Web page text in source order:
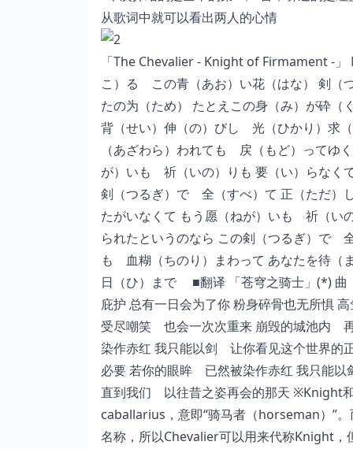
从歌词中就可以看出两人的心情
「The Chevalier - Knight of Firmament -」
こ）る この青（あお）い花（はな） 剣
たの为（ため） たとえこの身（み）が砕（
背（せい）伸（の）びし 光（ひかり）求
（あざわら）われても 戻（もど）ってゆ
が）いも 祈（いの）りも 要（い）らなく
剣（つるぎ）で 全（すべ）て 正（ただ）
たがいなくて もう愿（ねが）いも 祈（い
られたというのなら この剣（つるぎ）で
も 血糊（ちのり）まわって あなたを待（
日（ひ）まで ■翻译 「苍穹之骑士」(*) 曲
庇护 总有一日会为了你 粉身碎骨也无所惧
受尽嘲笑 也会一次次重来 崩毁的城池内
染作赤红 我只能以剑 让你看见这个世界
必要 若你的眼眸 已然被染作赤红 我只能
直到我们 以往昔之姿再会的那天 ※Knight
caballarius，意即“骑马者（horseman）”。
名称，所以Chevalier可以用来代称Knight，